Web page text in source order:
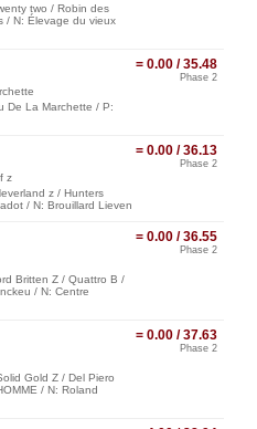
two / Robin des
/ N: Élevage du vieux
= 0.00 / 35.48
Phase 2
De La Marchette / P:
= 0.00 / 36.13
Phase 2
z
z / Hunters
/ N: Brouillard Lieven
= 0.00 / 36.55
Phase 2
Britten Z / Quattro B /
/ N: Centre
= 0.00 / 37.63
Phase 2
Gold Z / Del Piero
/ N: Roland